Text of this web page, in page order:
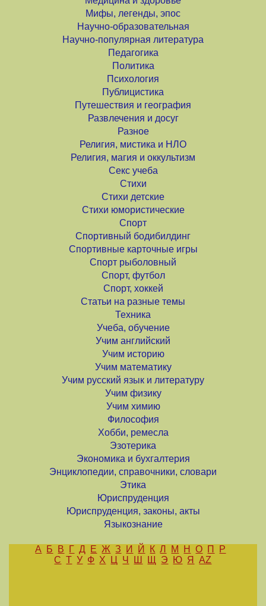
Мифы, легенды, эпос
Научно-образовательная
Научно-популярная литература
Педагогика
Политика
Психология
Публицистика
Путешествия и география
Развлечения и досуг
Разное
Религия, мистика и НЛО
Религия, магия и оккультизм
Секс учеба
Стихи
Стихи детские
Стихи юмористические
Спорт
Спортивный бодибилдинг
Спортивные карточные игры
Спорт рыболовный
Спорт, футбол
Спорт, хоккей
Статьи на разные темы
Техника
Учеба, обучение
Учим английский
Учим историю
Учим математику
Учим русский язык и литературу
Учим физику
Учим химию
Философия
Хобби, ремесла
Эзотерика
Экономика и бухгалтерия
Энциклопедии, справочники, словари
Этика
Юриспруденция
Юриспруденция, законы, акты
Языкознание
А Б В Г Д Е Ж З И Й К Л М Н О П
Р
С Т У Ф Х Ц Ч Ш Щ Э Ю Я AZ